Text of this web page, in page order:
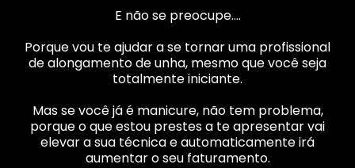
E não se preocupe….
Porque vou te ajudar a se tornar uma profissional
de alongamento de unha, mesmo que você seja
totalmente iniciante.
Mas se você já é manicure, não tem problema,
porque o que estou prestes a te apresentar vai
elevar a sua técnica e automaticamente irá
aumentar o seu faturamento.